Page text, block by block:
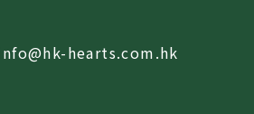
hearts.com.hk